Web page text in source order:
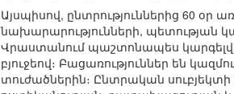
Այսպիսով, ընտրություններից 60
նախարարությունների, պետության
Վրաստանում պաշտոնապես
բյուջեով։ Բացառություններ են
տուժածներին։ Ընտրական